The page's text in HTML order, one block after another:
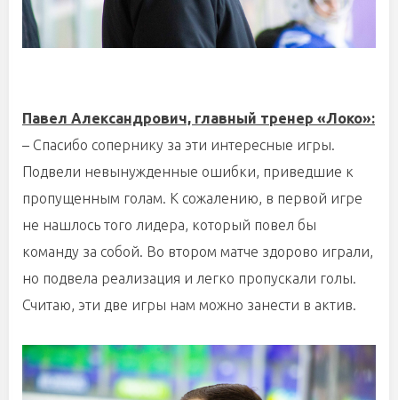
Павел Александрович, главный тренер «Локо»:
– Спасибо сопернику за эти интересные игры.
Подвели невынужденные ошибки, приведшие к
пропущенным голам. К сожалению, в первой игре
не нашлось того лидера, который повел бы
команду за собой. Во втором матче здорово играли,
но подвела реализация и легко пропускали голы.
Считаю, эти две игры нам можно занести в актив.